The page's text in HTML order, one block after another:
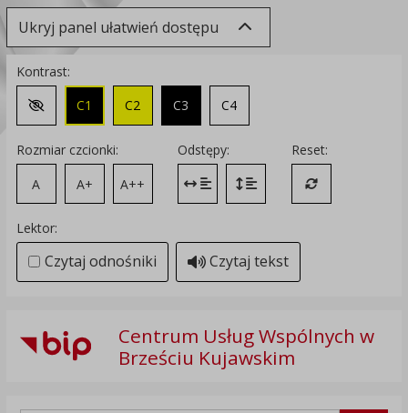
Ukryj panel ułatwień dostępu
Kontrast:
Zmień kontrast na domyślny
C1 C2 C3 C4
Rozmiar czcionki:
A
A+ A++
Odstępy:
Zmień odstęp między literami
Zmień interlinię i margines
Reset:
Przywróć
Lektor:
Czytaj odnośniki Czytaj tekst
Centrum Usług Wspólnych w
Brześciu Kujawskim